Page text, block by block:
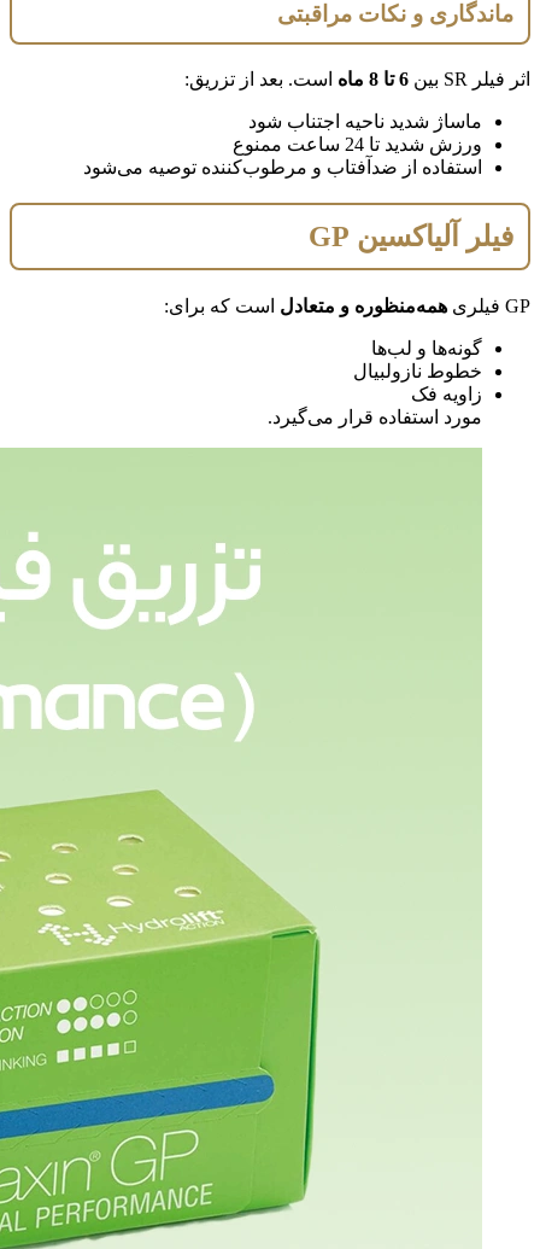
ماندگاری و نکات مراقبتی
اثر فیلر SR بین 6 تا 8 ماه است. بعد از تزریق:
ماساژ شدید ناحیه اجتناب شود
ورزش شدید تا 24 ساعت ممنوع
استفاده از ضدآفتاب و مرطوب‌کننده توصیه می‌شود
فیلر آلیاکسین GP
GP فیلری همه‌منظوره و متعادل است که برای:
گونه‌ها و لب‌ها
خطوط نازولبیال
زاویه فک
مورد استفاده قرار می‌گیرد.